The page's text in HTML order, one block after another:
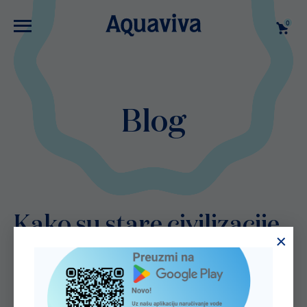
0
Blog
Kako su stare civilizacije
distribuirale vodu?